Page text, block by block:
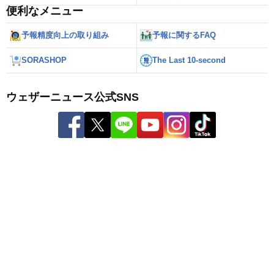
便利なメニュー
予報精度向上の取り組み 予報に関するFAQ
SORASHOP The Last 10-second
ウェザーニュース公式SNS